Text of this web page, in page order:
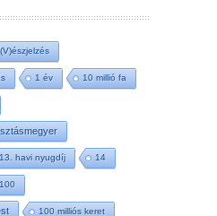
(V)észjelzés
1 év 10 millió fa
13. havi nyugdíj 14
100
100 milliós keret